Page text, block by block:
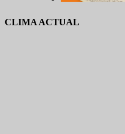
CLIMA ACTUAL